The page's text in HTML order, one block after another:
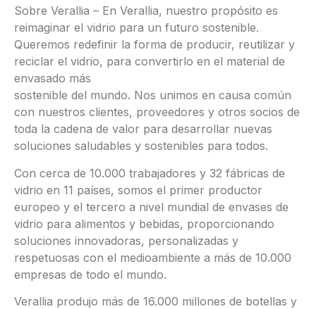
Sobre Verallia – En Verallia, nuestro propósito es
reimaginar el vidrio para un futuro sostenible.
Queremos redefinir la forma de producir, reutilizar y
reciclar el vidrio, para convertirlo en el material de
envasado más
sostenible del mundo. Nos unimos en causa común
con nuestros clientes, proveedores y otros socios de
toda la cadena de valor para desarrollar nuevas
soluciones saludables y sostenibles para todos.
Con cerca de 10.000 trabajadores y 32 fábricas de
vidrio en 11 países, somos el primer productor
europeo y el tercero a nivel mundial de envases de
vidrio para alimentos y bebidas, proporcionando
soluciones innovadoras, personalizadas y
respetuosas con el medioambiente a más de 10.000
empresas de todo el mundo.
Verallia produjo más de 16.000 millones de botellas y